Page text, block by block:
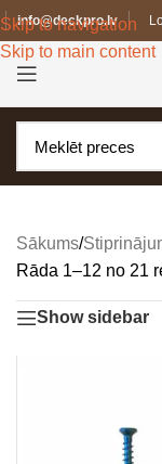
Skip to navigation
Skip to main content
info@deckpro.lv
Sākums/
Rāda 1–12 no 21
Show sidebar